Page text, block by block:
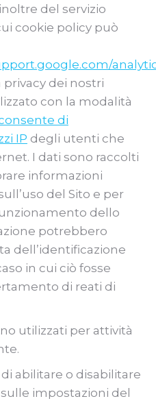
del servizio
cookie policy può
dei nostri
con la modalità
di
IP degli utenti che
I dati sono raccolti
informazioni
del Sito e per
dello
potrebbero
dell’identificazione
in cui ciò fosse
di reati di
utilizzati per attività
abilitare o disabilitare
impostazioni del